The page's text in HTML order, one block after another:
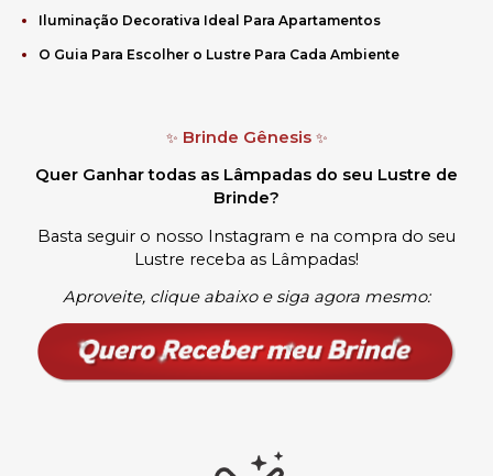
Iluminação Decorativa Ideal Para Apartamentos
O Guia Para Escolher o Lustre Para Cada Ambiente
✨ Brinde Gênesis ✨
Quer Ganhar todas as Lâmpadas do seu Lustre de
Brinde?
Basta seguir o nosso Instagram e na compra do seu
Lustre receba as Lâmpadas!
Aproveite, clique abaixo e siga agora mesmo: